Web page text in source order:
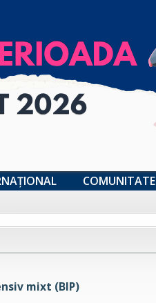
COMUNITATE
mixt (BIP)